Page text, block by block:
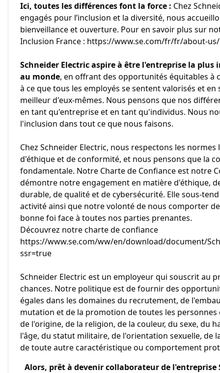
Ici, toutes les différences font la force : Chez
engagés pour l’inclusion et la diversité, nous
bienveillance et ouverture. Pour en savoir plus sur
Inclusion France : https://www.se.com/fr/fr/about-
Schneider Electric aspire à être l'entreprise la plus
au monde, en offrant des opportunités équitables à
à ce que tous les employés se sentent valorisés et
meilleur d'eux-mêmes. Nous pensons que nos
en tant qu'entreprise et en tant qu'individus. Nous
l'inclusion dans tout ce que nous faisons.
Chez Schneider Electric, nous respectons les
d'éthique et de conformité, et nous pensons que la
fondamentale. Notre Charte de Confiance est notre
démontre notre engagement en matière d'éthique,
durable, de qualité et de cybersécurité. Elle sous-
activité ainsi que notre volonté de nous comporter
bonne foi face à toutes nos parties prenantes.
Découvrez notre charte de confiance
https://www.se.com/ww/en/download/document/
ssr=true
Schneider Electric est un employeur qui souscrit au
chances. Notre politique est de fournir des
égales dans les domaines du recrutement, de
mutation et de la promotion de toutes les
de l'origine, de la religion, de la couleur, du sexe, du
l'âge, du statut militaire, de l'orientation sexuelle, de
de toute autre caractéristique ou comportement
Alors, prêt à devenir collaborateur de l'entreprise